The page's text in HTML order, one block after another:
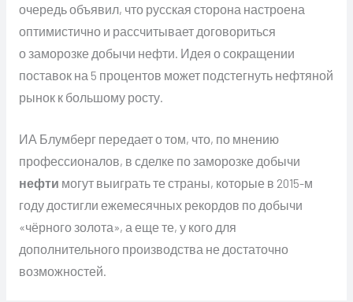
очередь объявил, что русская сторона настроена
оптимистично и рассчитывает договориться
о заморозке добычи нефти. Идея о сокращении
поставок на 5 процентов может подстегнуть нефтяной
рынок к большому росту.
ИА Блумберг передает о том, что, по мнению
профессионалов, в сделке по заморозке добычи
нефти могут выиграть те страны, которые в 2015-м
году достигли ежемесячных рекордов по добычи
«чёрного золота», а еще те, у кого для
дополнительного производства не достаточно
возможностей.